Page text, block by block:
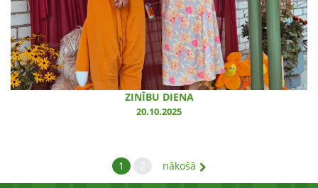
ZINĪBU DIENA
20.10.2025
1 2 nākošā